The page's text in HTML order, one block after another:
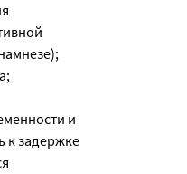
и
к задержке